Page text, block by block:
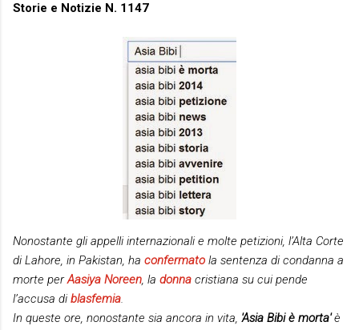
Storie e Notizie N. 1147
Nonostante gli appelli internazionali e molte petizioni, l’Alta Corte
di Lahore, in Pakistan, ha confermato la sentenza di condanna a
morte perAasiya Noreen, la donna cristiana su cui pende
l’accusa di blasfemia.
In queste ore, nonostante sia ancora in vita, 'Asia Bibi è morta'è